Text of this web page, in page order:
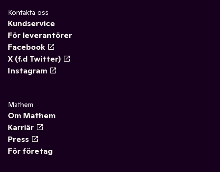
Kontakta oss
Kundservice
För leverantörer
Facebook
X (f.d Twitter)
Instagram
Mathem
Om Mathem
Karriär
Press
För företag